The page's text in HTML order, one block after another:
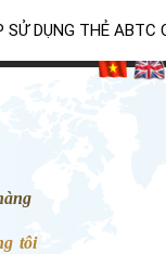
tôi
SỬ DỤNG THẺ